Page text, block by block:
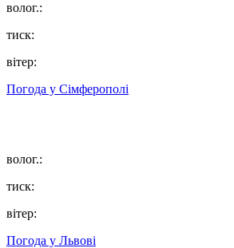
волог.:
тиск:
вітер:
Погода у Сімферополі
волог.:
тиск:
вітер:
Погода у Львові